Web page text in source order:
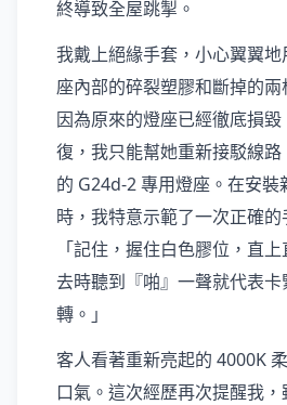
終導致全屋跳掣。
我戴上絕緣手套，小心翼翼
座內部的碎裂塑膠和斷掉的兩
因為原來的燈座已經徹底損
復，我只能幫她重新接駁線
的 G24d-2 專用燈座。在安裝
時，我特意示範了一次正確的
「記住，握住白色膠位，直
去時聽到『啪』一聲就代表
轉。」
客人看著重新亮起的 4000K
口氣。這次經歷再次提醒我